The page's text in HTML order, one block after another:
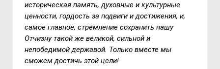
историческая память, духовные и культурные
ценности, гордость за подвиги и достижения, и,
самое главное, стремление сохранить нашу
Отчизну такой же великой, сильной и
непобедимой державой. Только вместе мы
сможем достичь этой цели!